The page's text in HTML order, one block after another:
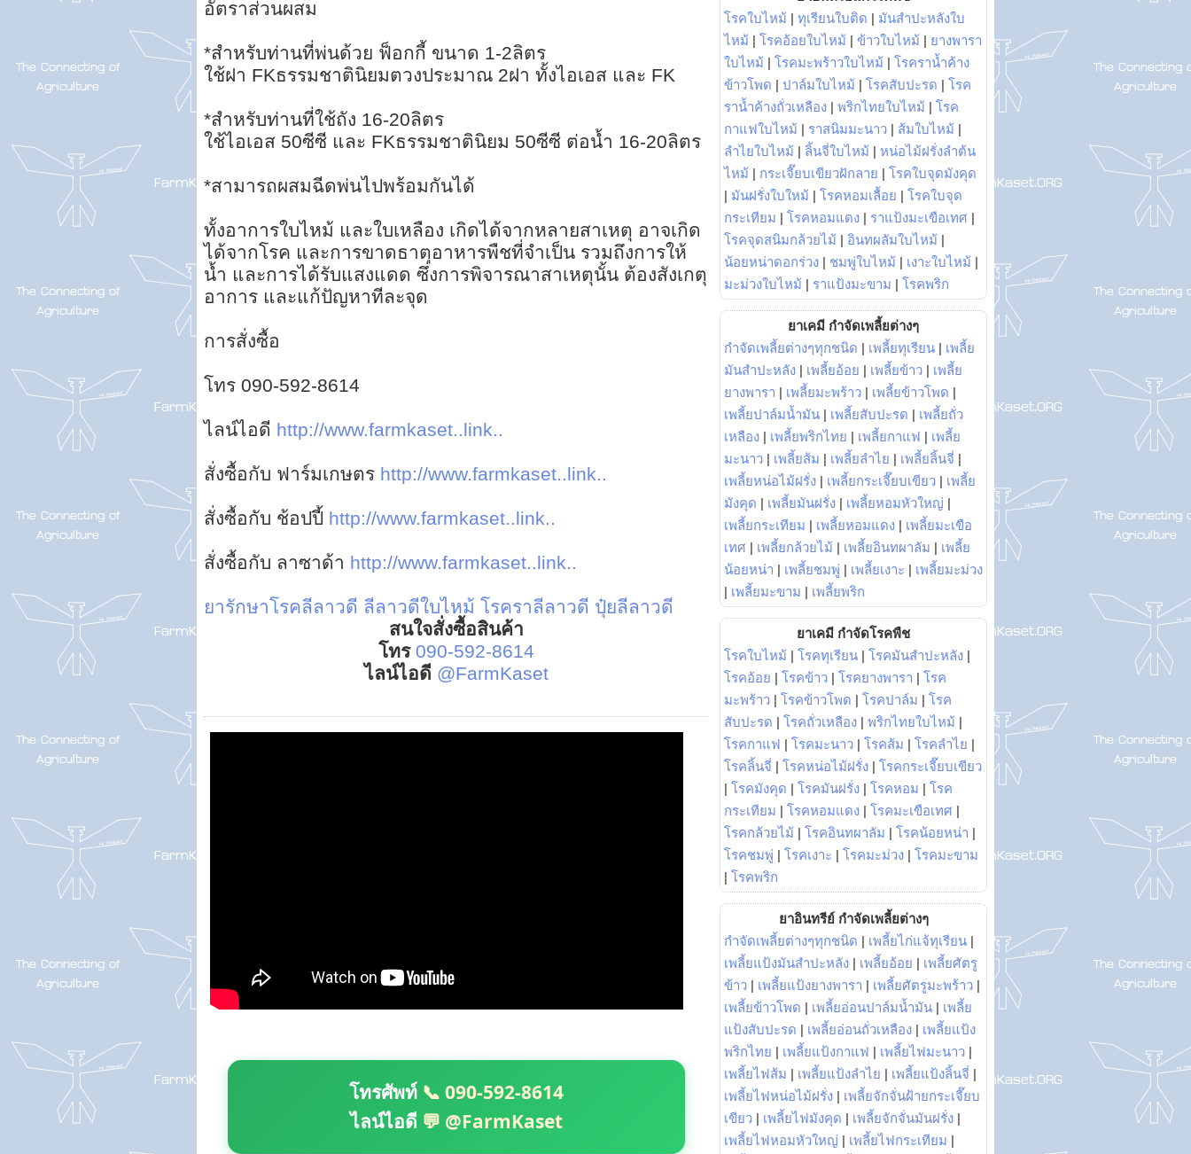
อัตราส่วนผสม
*สำหรับท่านที่พ่นด้วย ฟ็อกกี้ ขนาด 1-2ลิตร
ใช้ฝา FKธรรมชาตินิยมตวงประมาณ 2ฝา ทั้งไอเอส และ FK
*สำหรับท่านที่ใช้ถัง 16-20ลิตร
ใช้ไอเอส 50ซีซี และ FKธรรมชาตินิยม 50ซีซี ต่อน้ำ 16-20ลิตร
*สามารถผสมฉีดพ่นไปพร้อมกันได้
ทั้งอาการใบไหม้ และใบเหลือง เกิดได้จากหลายสาเหตุ อาจเกิด
ได้จากโรค และการขาดธาตุอาหารพืชที่จำเป็น รวมถึงการให้
น้ำ และการได้รับแสงแดด ซึ่งการพิจารณาสาเหตุนั้น ต้องสังเกตุ
อาการ และแก้ปัญหาทีละจุด
การสั่งซื้อ
โทร 090-592-8614
ไลน์ไอดี http://www.farmkaset..link..
สั่งซื้อกับ ฟาร์มเกษตร http://www.farmkaset..link..
สั่งซื้อกับ ช้อปปี้ http://www.farmkaset..link..
สั่งซื้อกับ ลาซาด้า http://www.farmkaset..link..
ยารักษาโรคลีลาวดี ลีลาวดีใบไหม้ โรคราลีลาวดี ปุ๋ยลีลาวดี
สนใจสั่งซื้อสินค้า
โทร 090-592-8614
ไลน์ไอดี @FarmKaset
โทรศัพท์ 📞 090-592-8614
ไลน์ไอดี 💬 @FarmKaset
โรคใบไหม้ | ทุเรียนใบติด | มันสำปะหลังใบ
ไหม้ | โรคอ้อยใบไหม้ | ข้าวใบไหม้ | ยางพารา
ใบไหม้ | โรคมะพร้าวใบไหม้ | โรคราน้ำค้าง
ข้าวโพด | ปาล์มใบไหม้ | โรคสับปะรด | โรค
ราน้ำค้างถั่วเหลือง | พริกไทยใบไหม้ | โรค
กาแฟใบไหม้ | ราสนิมมะนาว | ส้มใบไหม้ |
ลำไยใบไหม้ | ลิ้นจี่ใบไหม้ | หน่อไม้ฝรั่งลำต้น
ไหม้ | กระเจี๊ยบเขียวฝักลาย | โรคใบจุดมังคุด
| มันฝรั่งใบใหม้ | โรคหอมเลื้อย | โรคใบจุด
กระเทียม | โรคหอมแดง | ราแป้งมะเขือเทศ |
โรคจุดสนิมกล้วยไม้ | อินทผลัมใบไหม้ |
น้อยหน่าดอกร่วง | ชมพู่ใบไหม้ | เงาะใบไหม้ |
มะม่วงใบไหม้ | ราแป้งมะขาม | โรคพริก
ยาเคมี กำจัดเพลี้ยต่างๆ
กำจัดเพลี้ยต่างๆทุกชนิด | เพลี้ยทุเรียน | เพลี้ย
มันสำปะหลัง | เพลี้ยอ้อย | เพลี้ยข้าว | เพลี้ย
ยางพารา | เพลี้ยมะพร้าว | เพลี้ยข้าวโพด |
เพลี้ยปาล์มน้ำมัน | เพลี้ยสับปะรด | เพลี้ยถั่ว
เหลือง | เพลี้ยพริกไทย | เพลี้ยกาแฟ | เพลี้ย
มะนาว | เพลี้ยส้ม | เพลี้ยลำไย | เพลี้ยลิ้นจี่ |
เพลี้ยหน่อไม้ฝรั่ง | เพลี้ยกระเจี๊ยบเขียว | เพลี้ย
มังคุด | เพลี้ยมันฝรั่ง | เพลี้ยหอมหัวใหญ่ |
เพลี้ยกระเทียม | เพลี้ยหอมแดง | เพลี้ยมะเขือ
เทศ | เพลี้ยกล้วยไม้ | เพลี้ยอินทผาลัม | เพลี้ย
น้อยหน่า | เพลี้ยชมพู่ | เพลี้ยเงาะ | เพลี้ยมะม่วง
| เพลี้ยมะขาม | เพลี้ยพริก
ยาเคมี กำจัดโรคพืช
โรคใบไหม้ | โรคทุเรียน | โรคมันสำปะหลัง |
โรคอ้อย | โรคข้าว | โรคยางพารา | โรค
มะพร้าว | โรคข้าวโพด | โรคปาล์ม | โรค
สับปะรด | โรคถั่วเหลือง | พริกไทยใบไหม้ |
โรคกาแฟ | โรคมะนาว | โรคส้ม | โรคลำไย |
โรคลิ้นจี่ | โรคหน่อไม้ฝรั่ง | โรคกระเจี๊ยบเขียว
| โรคมังคุด | โรคมันฝรั่ง | โรคหอม | โรค
กระเทียม | โรคหอมแดง | โรคมะเขือเทศ |
โรคกล้วยไม้ | โรคอินทผาลัม | โรคน้อยหน่า |
โรคชมพู่ | โรคเงาะ | โรคมะม่วง | โรคมะขาม
| โรคพริก
ยาอินทรีย์ กำจัดเพลี้ยต่างๆ
กำจัดเพลี้ยต่างๆทุกชนิด | เพลี้ยไก่แจ้ทุเรียน |
เพลี้ยแป้งมันสำปะหลัง | เพลี้ยอ้อย | เพลี้ยศัตรู
ข้าว | เพลี้ยแป้งยางพารา | เพลี้ยศัตรูมะพร้าว |
เพลี้ยข้าวโพด | เพลี้ยอ่อนปาล์มน้ำมัน | เพลี้ย
แป้งสับปะรด | เพลี้ยอ่อนถั่วเหลือง | เพลี้ยแป้ง
พริกไทย | เพลี้ยแป้งกาแฟ | เพลี้ยไฟมะนาว |
เพลี้ยไฟส้ม | เพลี้ยแป้งลำไย | เพลี้ยแป้งลิ้นจี่ |
เพลี้ยไฟหน่อไม้ฝรั่ง | เพลี้ยจักจั่นฝ้ายกระเจี๊ยบ
เขียว | เพลี้ยไฟมังคุด | เพลี้ยจักจั่นมันฝรั่ง |
เพลี้ยไฟหอมหัวใหญ่ | เพลี้ยไฟกระเทียม |